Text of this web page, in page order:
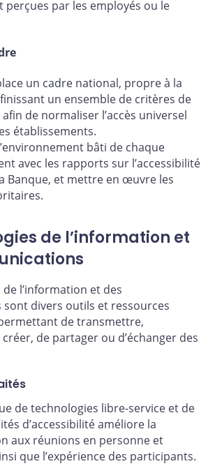
perçues par les employés ou le
un cadre national, propre à la
un ensemble de critères de
de normaliser l’accès universel
établissements.
bâti de chaque
avec les rapports sur l’accessibilité
Banque, et mettre en œuvre les
de l’information et
l’information et des
divers outils et ressources
de transmettre,
de partager ou d’échanger des
de technologies libre-service et de
d’accessibilité améliore la
aux réunions en personne et
que l’expérience des participants.